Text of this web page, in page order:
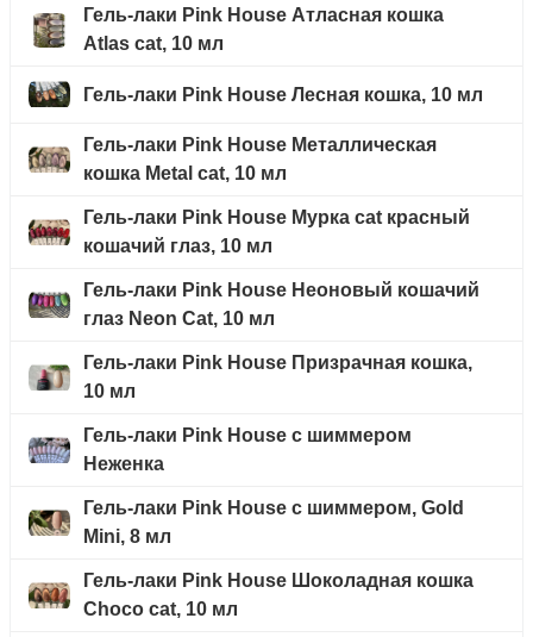
Гель-лаки Pink House Атласная кошка
Atlas cat, 10 мл
Гель-лаки Pink House Лесная кошка, 10 мл
Гель-лаки Pink House Металлическая
кошка Metal cat, 10 мл
Гель-лаки Pink House Мурка cat красный
кошачий глаз, 10 мл
Гель-лаки Pink House Неоновый кошачий
глаз Neon Cat, 10 мл
Гель-лаки Pink House Призрачная кошка,
10 мл
Гель-лаки Pink House с шиммером
Неженка
Гель-лаки Pink House с шиммером, Gold
Mini, 8 мл
Гель-лаки Pink House Шоколадная кошка
Choco cat, 10 мл